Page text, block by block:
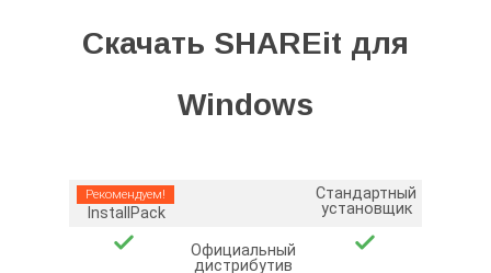
Скачать SHAREit для
Windows
Рекомендуем!
InstallPack
Стандартный
установщик
Официальный
дистрибутив